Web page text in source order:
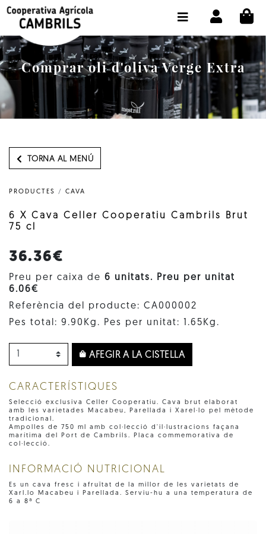
Comprar oli d'oliva Verge Extra
TORNA AL MENÚ
PRODUCTES / CAVA
6 X Cava Celler Cooperatiu Cambrils Brut
75 cl
36.36€
Preu per caixa de 6 unitats. Preu per unitat
6.06€
Referència del producte: CA000002
Pes total: 9.90Kg. Pes per unitat: 1.65Kg.
AFEGIR A LA CISTELLA
CARACTERÍSTIQUES
Selecció exclusiva Celler Cooperatiu. Cava brut elaborat
amb les varietades Macabeu, Parellada i Xarel·lo pel mètode
tradicional.
Ampolles de 750 ml amb col·lecció d'il·lustracions façana
marítima del Port de Cambrils. Placa commemorativa de
col·lecció.
INFORMACIÓ NUTRICIONAL
Es un cava fresc i afruïtat de la millor de les varietats de
Xarl.lo Macabeu i Parellada. Serviu-hu a una temperatura de
6 a 8ª C
BOTIGA COMPRA ONLINE
LA COOPERATIVA
OLEOTOUR
PRODUCTES
EL NOSTRE OLI
SELECCIONAR IDIOMA: CAT